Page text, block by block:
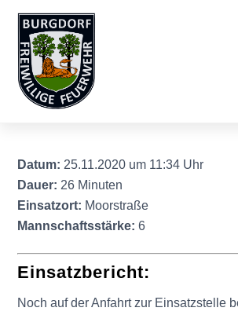
content
Datum: 25.11.2020 um 11:34 Uhr
Dauer: 26 Minuten
Einsatzort: Moorstraße
Mannschaftsstärke: 6
Einsatzbericht:
Noch auf der Anfahrt zur Einsatzstelle